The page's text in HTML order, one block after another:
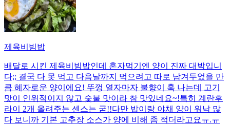
제육비빔밥
배달로 시킨 제육비빔밥인데 혼자먹기엔 양이 진짜 대박입니
다;; 결국 다 못 먹고 다음날까지 먹으려고 따로 남겨두었을 만
큼 혜자로운 양이에요! 뚜껑 열자마자 불향이 훅 나는데 고기
맛이 인위적이지 않고 숯불 맛이라 참 맛있네요~!특히 계란후
라이 2개 올려주는 센스는 굳!! ​다만 밥이랑 야채 양이 워낙 많
다 보니까 기본 고추장 소스가 양에 비해 좀 적더라고요ㅠ.ㅠ